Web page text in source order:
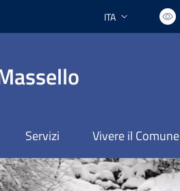
Lingua attiva:
ITA
Servizi Vivere il Comune